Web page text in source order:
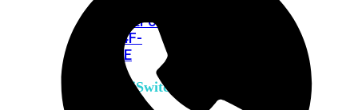
FPOEFortiSwitchRugged
424F-
POE
FortiSwitch